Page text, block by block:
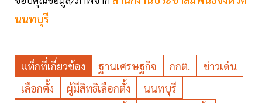
นนทบุรี
แท็กที่เกี่ยวข้อง ฐานเศรษฐกิจ กกต.
ข่าวเด่น
เลือกตั้ง
ผู้มีสิทธิเลือกตั้ง
นนทบุรี